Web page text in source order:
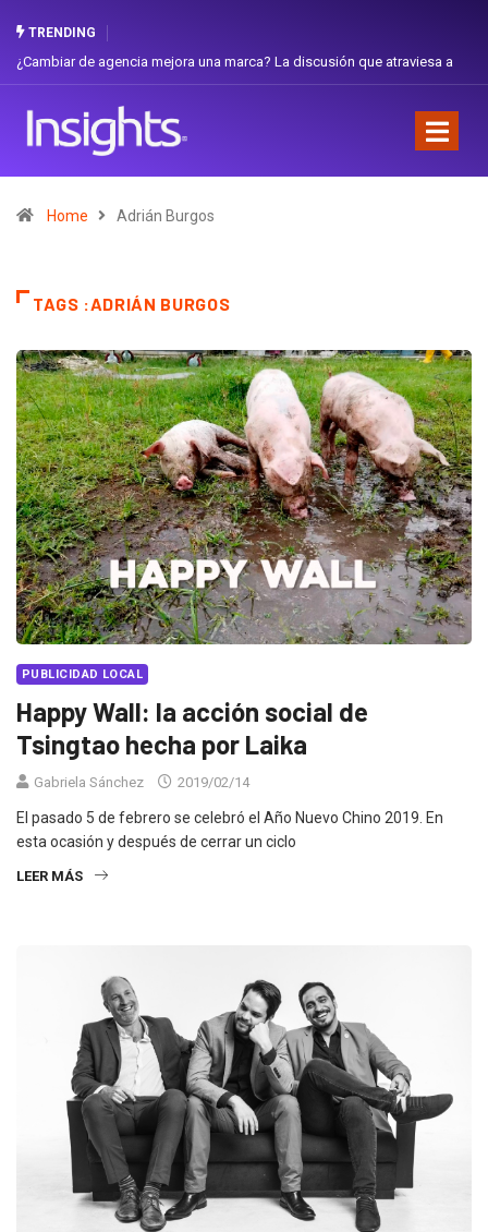
TRENDING
de agencia mejora una marca? La discusión que atraviesa a
Home Adrián Burgos
TAGS :ADRIÁN BURGOS
PUBLICIDAD LOCAL
Happy Wall: la acción social de
Tsingtao hecha por Laika
Gabriela Sánchez 2019/02/14
El pasado 5 de febrero se celebró el Año Nuevo Chino 2019. En
esta ocasión y después de cerrar un ciclo
LEER MÁS